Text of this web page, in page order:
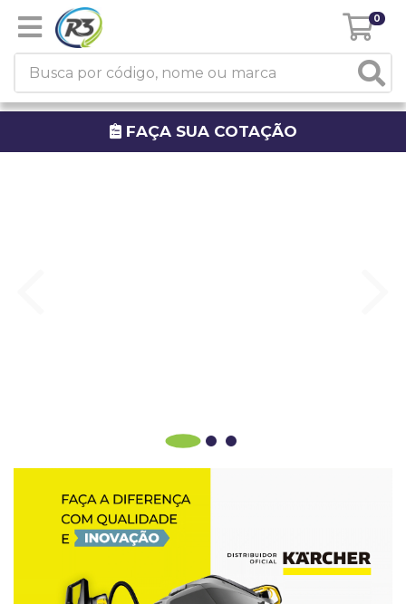
0
FAÇA SUA COTAÇÃO